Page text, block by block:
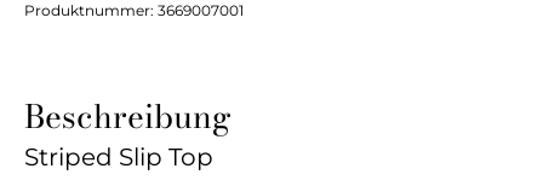
Produktnummer: 3669007001
Beschreibung
Striped Slip Top